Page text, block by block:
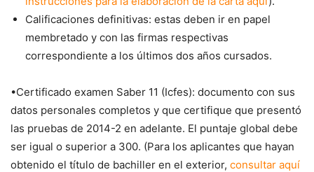
Calificaciones definitivas: estas deben ir en papel
membretado y con las firmas respectivas
correspondiente a los últimos dos años cursados.
•Certificado examen Saber 11 (Icfes): documento con sus
datos personales completos y que certifique que presentó
las pruebas de 2014-2 en adelante. El puntaje global debe
ser igual o superior a 300. (Para los aplicantes que hayan
obtenido el título de bachiller en el exterior, consultar aquí​